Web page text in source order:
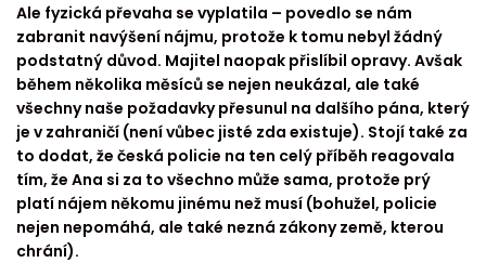
Ale fyzická převaha se vyplatila – povedlo se nám
zabranit navýšení nájmu, protože k tomu nebyl žádný
podstatný důvod. Majitel naopak přislíbil opravy. Avšak
během několika měsíců se nejen neukázal, ale také
všechny naše požadavky přesunul na dalšího pána, který
je v zahraničí (není vůbec jisté zda existuje). Stojí také za
to dodat, že česká policie na ten celý příběh reagovala
tím, že Ana si za to všechno může sama, protože prý
platí nájem někomu jinému než musí (bohužel, policie
nejen nepomáhá, ale také nezná zákony země, kterou
chrání).